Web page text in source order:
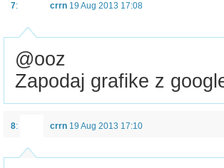
7: crrn 19 Aug 2013 17:08
@ooz
Zapodaj grafike z
8: crrn 19 Aug 2013 17:10